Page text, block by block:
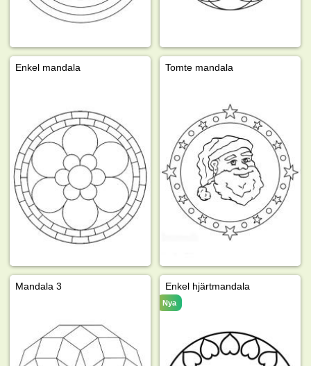
Enkel mandala Tomte mandala
Mandala 3 Enkel hjärtmandala
Nya